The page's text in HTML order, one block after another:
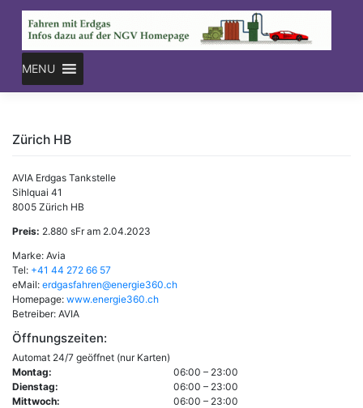
content
MENU
Zürich HB
AVIA Erdgas Tankstelle
Sihlquai 41
8005 Zürich HB
Preis: 2.880 sFr am 2.04.2023
Marke: Avia
Tel: +41 44 272 66 57
eMail: erdgasfahren@energie360.ch
Homepage: www.energie360.ch
Betreiber: AVIA
Öffnungszeiten:
Automat 24/7 geöffnet (nur Karten)
Montag:
06:00 – 23:00
Dienstag:
06:00 – 23:00
Mittwoch:
06:00 – 23:00